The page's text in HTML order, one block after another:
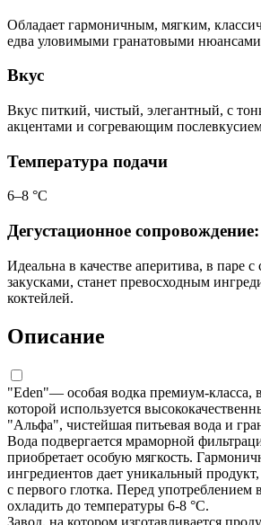
Обладает гармоничным, мягким,
едва уловимыми гранатовыми
Вкус
Вкус питкий, чистый, элегантный, с
акцентами и согревающим
Температура подачи
6–8 °С
Дегустационное сопровождение:
Идеальна в качестве аперитива, в паре
закусками, станет превосходным
коктейлей.
Описание
"Eden"— особая водка премиум-класса,
которой используется
"Альфа", чистейшая питьевая вода и
Вода подвергается мраморной
приобретает особую мягкость.
ингредиентов дает уникальный
с первого глотка. Перед употреблением
охладить до температуры 6-8 °С.
Завод, на котором изготавливается